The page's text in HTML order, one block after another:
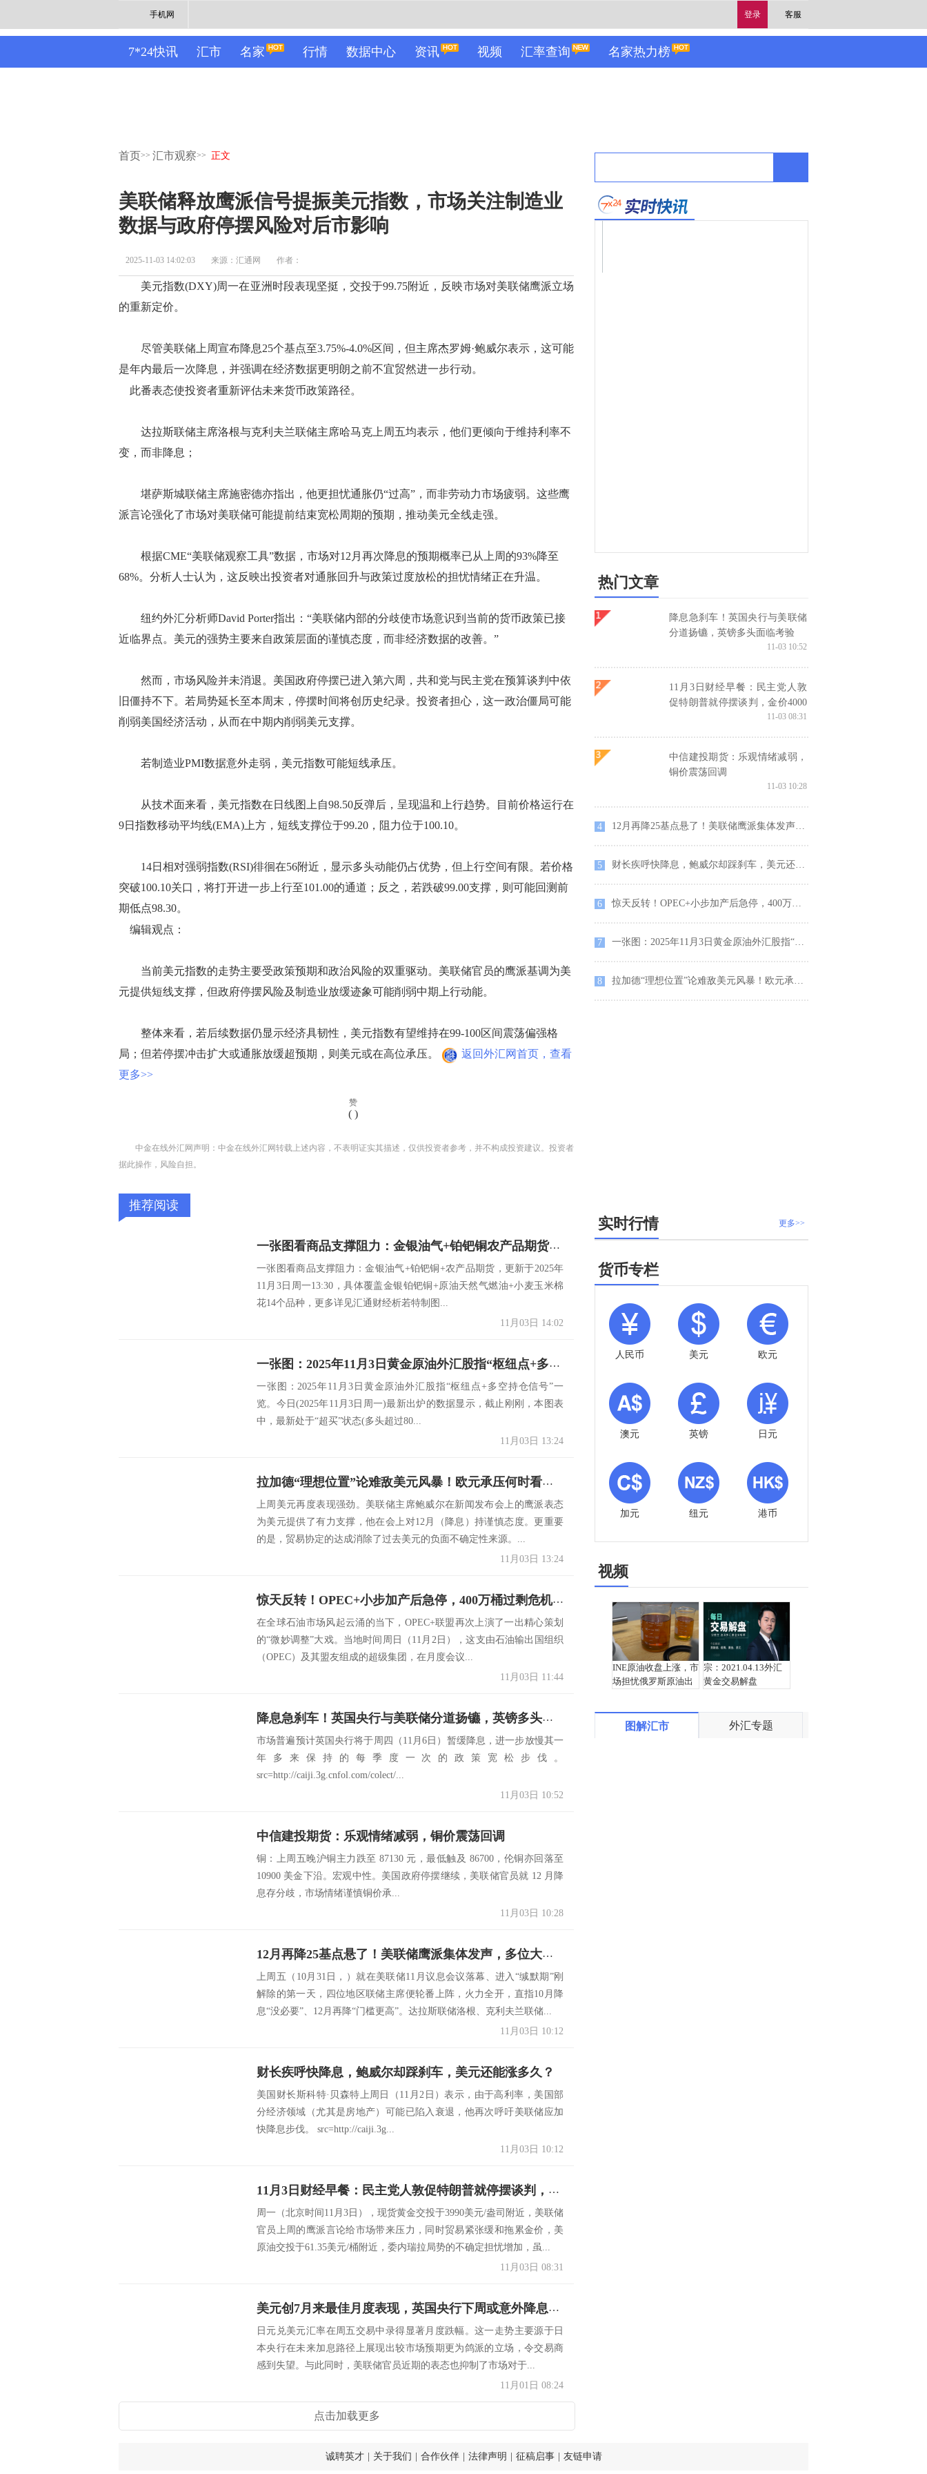
登录 客服
手机网
7*24快讯 汇市 名家 行情 数据中心 资讯 视频 汇率查询 名家热力榜
首页>> 汇市观察>> 正文
美联储释放鹰派信号提振美元指数，市场关注制造业
数据与政府停摆风险对后市影响
2025-11-03 14:02:03 来源：汇通网 作者：
美元指数(DXY)周一在亚洲时段表现坚挺，交投于99.75附近，反映市场对美联储鹰派立场
的重新定价。
尽管美联储上周宣布降息25个基点至3.75%-4.0%区间，但主席杰罗姆·鲍威尔表示，这可能
是年内最后一次降息，并强调在经济数据更明朗之前不宜贸然进一步行动。
此番表态使投资者重新评估未来货币政策路径。
达拉斯联储主席洛根与克利夫兰联储主席哈马克上周五均表示，他们更倾向于维持利率不
变，而非降息；
堪萨斯城联储主席施密德亦指出，他更担忧通胀仍“过高”，而非劳动力市场疲弱。这些鹰
派言论强化了市场对美联储可能提前结束宽松周期的预期，推动美元全线走强。
根据CME“美联储观察工具”数据，市场对12月再次降息的预期概率已从上周的93%降至
68%。分析人士认为，这反映出投资者对通胀回升与政策过度放松的担忧情绪正在升温。
纽约外汇分析师David Porter指出：“美联储内部的分歧使市场意识到当前的货币政策已接
近临界点。美元的强势主要来自政策层面的谨慎态度，而非经济数据的改善。”
然而，市场风险并未消退。美国政府停摆已进入第六周，共和党与民主党在预算谈判中依
旧僵持不下。若局势延长至本周末，停摆时间将创历史纪录。投资者担心，这一政治僵局可能
削弱美国经济活动，从而在中期内削弱美元支撑。
若制造业PMI数据意外走弱，美元指数可能短线承压。
从技术面来看，美元指数在日线图上自98.50反弹后，呈现温和上行趋势。目前价格运行在
9日指数移动平均线(EMA)上方，短线支撑位于99.20，阻力位于100.10。
14日相对强弱指数(RSI)徘徊在56附近，显示多头动能仍占优势，但上行空间有限。若价格
突破100.10关口，将打开进一步上行至101.00的通道；反之，若跌破99.00支撑，则可能回测前
期低点98.30。
编辑观点：
当前美元指数的走势主要受政策预期和政治风险的双重驱动。美联储官员的鹰派基调为美
元提供短线支撑，但政府停摆风险及制造业放缓迹象可能削弱中期上行动能。
整体来看，若后续数据仍显示经济具韧性，美元指数有望维持在99-100区间震荡偏强格
局；但若停摆冲击扩大或通胀放缓超预期，则美元或在高位承压。
返回外汇网首页，查看
更多>>
赞
( )
中金在线外汇网声明：中金在线外汇网转载上述内容，不表明证实其描述，仅供投资者参考，并不构成投资建议。投资者
据此操作，风险自担。
推荐阅读
一张图看商品支撑阻力：金银油气+铂钯铜农产品期货(2025年11月3日)
一张图看商品支撑阻力：金银油气+铂钯铜+农产品期货，更新于2025年
11月3日周一13:30，具体覆盖金银铂钯铜+原油天然气燃油+小麦玉米棉
花14个品种，更多详见汇通财经析若特制图...
11月03日 14:02
一张图：2025年11月3日黄金原油外汇股指“枢纽点+多空持仓信号”一览
一张图：2025年11月3日黄金原油外汇股指“枢纽点+多空持仓信号”一
览。今日(2025年11月3日周一)最新出炉的数据显示，截止刚刚，本图表
中，最新处于“超买”状态(多头超过80...
11月03日 13:24
拉加德“理想位置”论难敌美元风暴！欧元承压何时看涨？
上周美元再度表现强劲。美联储主席鲍威尔在新闻发布会上的鹰派表态
为美元提供了有力支撑，他在会上对12月（降息）持谨慎态度。更重要
的是，贸易协定的达成消除了过去美元的负面不确定性来源。...
11月03日 13:24
惊天反转！OPEC+小步加产后急停，400万桶过剩危机一招化解？
在全球石油市场风起云涌的当下，OPEC+联盟再次上演了一出精心策划
的“微妙调整”大戏。当地时间周日（11月2日），这支由石油输出国组织
（OPEC）及其盟友组成的超级集团，在月度会议...
11月03日 11:44
降息急刹车！英国央行与美联储分道扬镳，英镑多头面临考验
市场普遍预计英国央行将于周四（11月6日）暂缓降息，进一步放慢其一
年多来保持的每季度一次的政策宽松步伐。
src=http://caiji.3g.cnfol.com/colect/...
11月03日 10:52
中信建投期货：乐观情绪减弱，铜价震荡回调
铜：上周五晚沪铜主力跌至 87130 元，最低触及 86700，伦铜亦回落至
10900 美金下沿。宏观中性。美国政府停摆继续，美联储官员就 12 月降
息存分歧，市场情绪谨慎铜价承...
11月03日 10:28
12月再降25基点悬了！美联储鹰派集体发声，多位大佬怒斥降息太早
上周五（10月31日，）就在美联储11月议息会议落幕、进入“缄默期”刚
解除的第一天，四位地区联储主席便轮番上阵，火力全开，直指10月降
息“没必要”、12月再降“门槛更高”。达拉斯联储洛根、克利夫兰联储...
11月03日 10:12
财长疾呼快降息，鲍威尔却踩刹车，美元还能涨多久？
美国财长斯科特·贝森特上周日（11月2日）表示，由于高利率，美国部
分经济领域（尤其是房地产）可能已陷入衰退，他再次呼吁美联储应加
快降息步伐。 src=http://caiji.3g...
11月03日 10:12
11月3日财经早餐：民主党人敦促特朗普就停摆谈判，金价4000关口抉择方向，OPEC+增产不及预期支撑油价
周一（北京时间11月3日），现货黄金交投于3990美元/盎司附近，美联储
官员上周的鹰派言论给市场带来压力，同时贸易紧张缓和拖累金价，美
原油交投于61.35美元/桶附近，委内瑞拉局势的不确定担忧增加，虽...
11月03日 08:31
美元创7月来最佳月度表现，英国央行下周或意外降息25个基点
日元兑美元汇率在周五交易中录得显著月度跌幅。这一走势主要源于日
本央行在未来加息路径上展现出较市场预期更为鸽派的立场，令交易商
感到失望。与此同时，美联储官员近期的表态也抑制了市场对于...
11月01日 08:24
点击加载更多
热门文章
降息急刹车！英国央行与美联储
分道扬镳，英镑多头面临考验
11-03 10:52
11月3日财经早餐：民主党人敦
促特朗普就停摆谈判，金价4000
关口抉择方向，OPEC+增产不及
11-03 08:31
中信建投期货：乐观情绪减弱，
铜价震荡回调
11-03 10:28
4 12月再降25基点悬了！美联储鹰派集体发声，多位大佬怒斥降息太早
5 财长疾呼快降息，鲍威尔却踩刹车，美元还能涨多久？
6 惊天反转！OPEC+小步加产后急停，400万桶过剩危机一招化解？
7 一张图：2025年11月3日黄金原油外汇股指“枢纽点+多空持仓信号”一览
8 拉加德“理想位置”论难敌美元风暴！欧元承压何时看涨？
更多>>
实时行情
货币专栏
人民币 美元 欧元
澳元 英镑 日元
加元 纽元 港币
视频
INE原油收盘上涨，市
场担忧俄罗斯原油出
宗：2021.04.13外汇
黄金交易解盘
图解汇市 外汇专题
诚聘英才 关于我们 合作伙伴 法律声明 征稿启事 友链申请